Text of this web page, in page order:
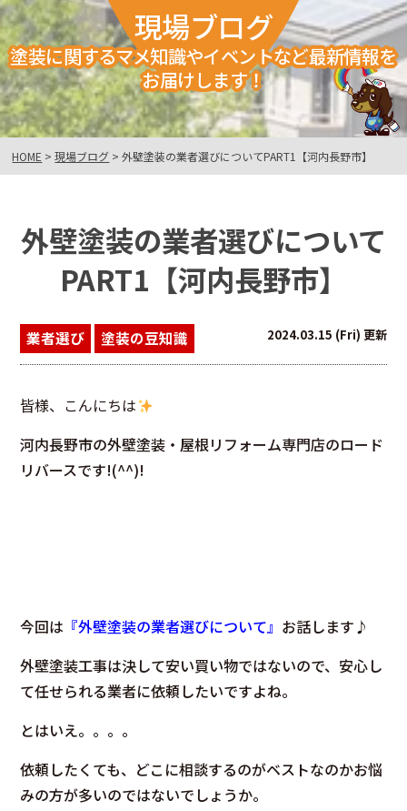
現場ブログ
塗装に関するマメ知識やイベントなど最新情報を
お届けします！
HOME >現場ブログ >外壁塗装の業者選びについてPART1【河内長野市】
外壁塗装の業者選びについて
PART1【河内長野市】
業者選び 塗装の豆知識 2024.03.15 (Fri) 更新
皆様、こんにちは
河内長野市の外壁塗装・屋根リフォーム専門店のロード
リバースです!(^^)!
今回は 『外壁塗装の業者選びについて』 お話します♪
外壁塗装工事は決して安い買い物ではないので、安心し
て任せられる業者に依頼したいですよね。
とはいえ。。。。
依頼したくても、どこに相談するのがベストなのかお悩
みの方が多いのではないでしょうか。